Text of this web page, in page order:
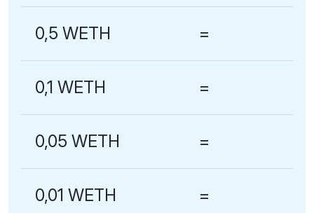
0,5 WETH =
0,1 WETH =
0,05 WETH =
0,01 WETH =